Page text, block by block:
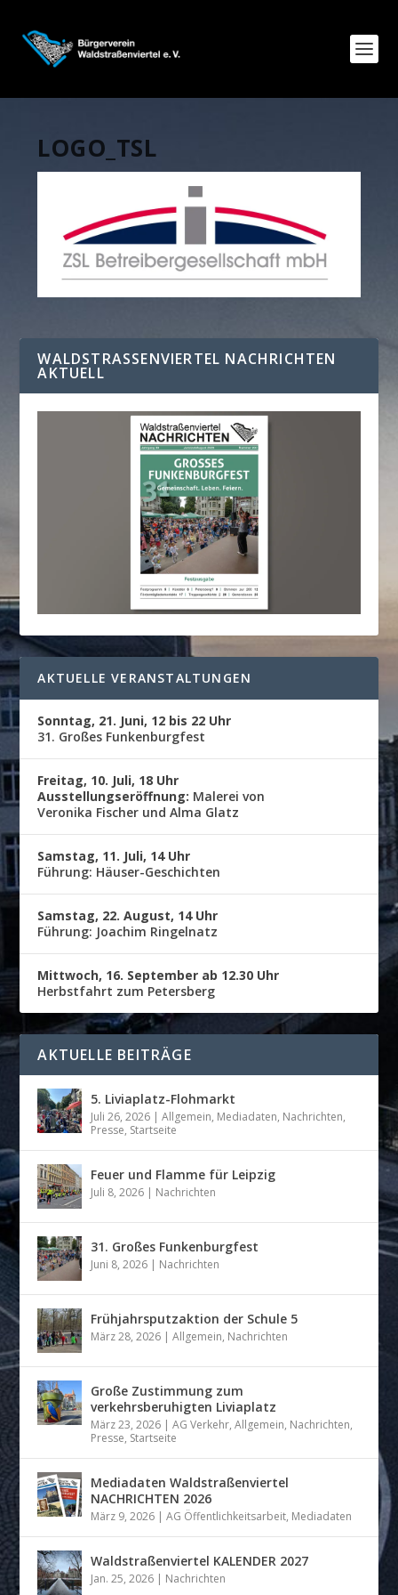
LOGO_TSL
WALDSTRASSENVIERTEL NACHRICHTEN A
KTUELL
AKTUELLE VERANSTALTUNGEN
Sonntag, 21. Juni, 12 bis 22 Uhr
31. Großes Funkenburgfest
Freitag, 10. Juli, 18 Uhr
Ausstellungseröffnung: Malerei von
Veronika Fischer und Alma Glatz
Samstag, 11. Juli, 14 Uhr
Führung: Häuser-Geschichten
Samstag, 22. August, 14 Uhr
Führung: Joachim Ringelnatz
Mittwoch, 16. September ab 12.30 Uhr
Herbstfahrt zum Petersberg
AKTUELLE BEITRÄGE
5. Liviaplatz-Flohmarkt
Juli 26, 2026 |Allgemein, Mediadaten, Nachrichten,
Presse, Startseite
Feuer und Flamme für Leipzig
Juli 8, 2026 | Nachrichten
31. Großes Funkenburgfest
Juni 8, 2026 | Nachrichten
Frühjahrsputzaktion der Schule 5
März 28, 2026 |Allgemein, Nachrichten
Große Zustimmung zum
verkehrsberuhigten Liviaplatz
März 23, 2026 |AG Verkehr,Allgemein, Nachrichten,
Presse, Startseite
Mediadaten Waldstraßenviertel
NACHRICHTEN 2026
März 9, 2026 |AG Öffentlichkeitsarbeit, Mediadaten
Waldstraßenviertel KALENDER 2027
Jan. 25, 2026 | Nachrichten